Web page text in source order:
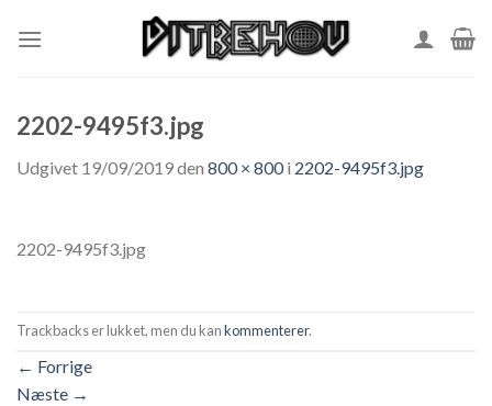
2202-9495f3.jpg
Udgivet 19/09/2019den 800 × 800i 2202-9495f3.jpg
2202-9495f3.jpg
Trackbacks er lukket, men du kankommenterer.
← Forrige
Næste →